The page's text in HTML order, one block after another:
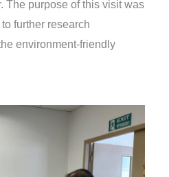
The purpose of this visit was
further research
environment-friendly